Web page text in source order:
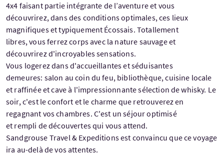
4x4 faisant partie intégrante de l’aventure et vous
découvrirez, dans des conditions optimales, ces lieux
magnifiques et typiquement Écossais. Totallement
libres, vous ferrez corps avec la nature sauvage et
découvrirez d'incroyables sensations.
Vous logerez dans d'accueillantes et séduisantes
demeures: salon au coin du feu, bibliothèque, cuisine locale
et raffinée et cave à l'impressionnante sélection de whisky. Le
soir, c'est le confort et le charme que retrouverez en
regagnant vos chambres. C'est un séjour optimisé
et rempli de découvertes qui vous attend.
Sandgrouse Travel & Expeditions est convaincu que ce voyage
ira au-delà de vos attentes.